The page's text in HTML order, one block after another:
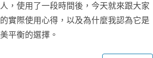
，使用了一段時間後，今天就來跟大家
實際使用心得，以及為什麼我認為它是
平衡的選擇。